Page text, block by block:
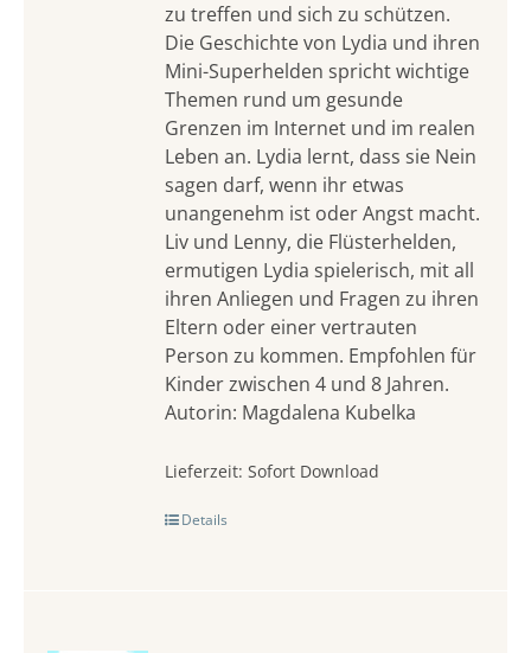
zu treffen und sich zu schützen.
Die Geschichte von Lydia und ihren
Mini-Superhelden spricht wichtige
Themen rund um gesunde
Grenzen im Internet und im realen
Leben an. Lydia lernt, dass sie Nein
sagen darf, wenn ihr etwas
unangenehm ist oder Angst macht.
Liv und Lenny, die Flüsterhelden,
ermutigen Lydia spielerisch, mit all
ihren Anliegen und Fragen zu ihren
Eltern oder einer vertrauten
Person zu kommen. Empfohlen für
Kinder zwischen 4 und 8 Jahren.
Autorin: Magdalena Kubelka
Lieferzeit:Sofort Download
Details